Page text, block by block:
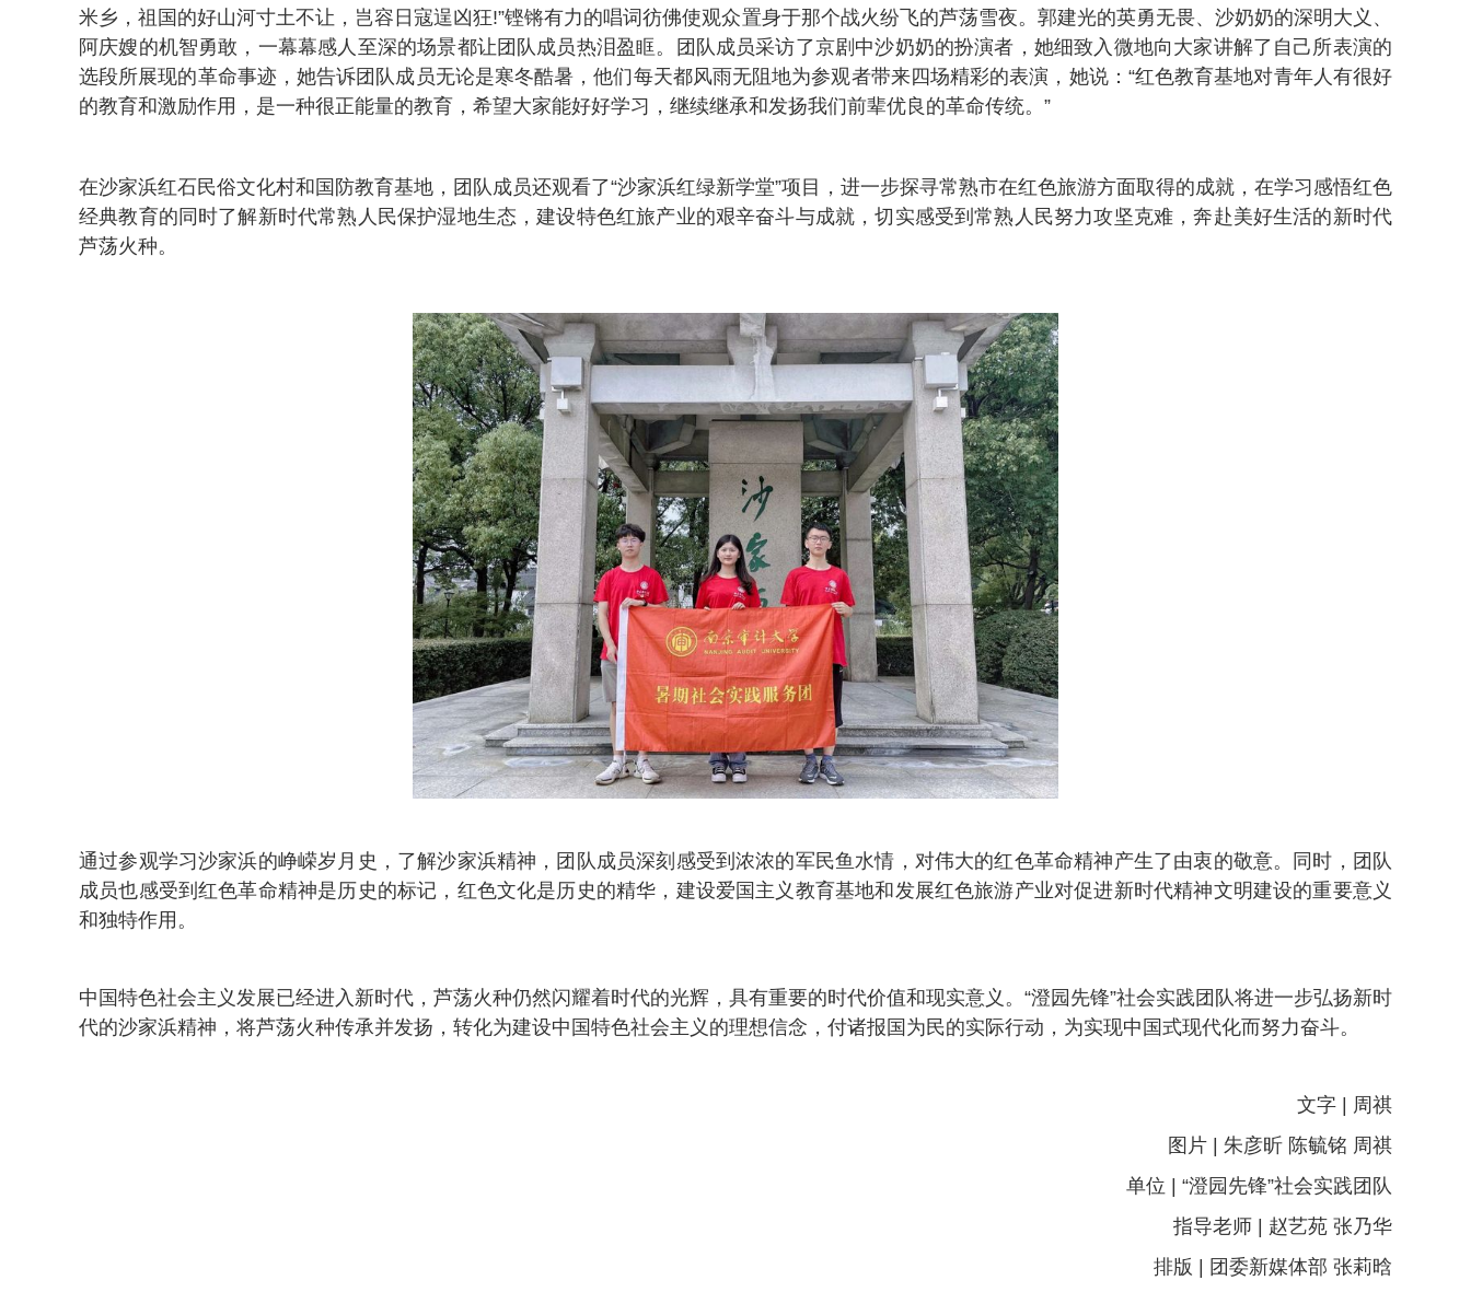
米乡，祖国的好山河寸土不让，岂容日寇逞凶狂!”铿锵有力的唱词彷佛使观众置身于那个战火纷飞的芦荡雪夜。郭建光的英勇无畏、沙奶奶的深明大义、
阿庆嫂的机智勇敢，一幕幕感人至深的场景都让团队成员热泪盈眶。团队成员采访了京剧中沙奶奶的扮演者，她细致入微地向大家讲解了自己所表演的
选段所展现的革命事迹，她告诉团队成员无论是寒冬酷暑，他们每天都风雨无阻地为参观者带来四场精彩的表演，她说：“红色教育基地对青年人有很好
的教育和激励作用，是一种很正能量的教育，希望大家能好好学习，继续继承和发扬我们前辈优良的革命传统。”
在沙家浜红石民俗文化村和国防教育基地，团队成员还观看了“沙家浜红绿新学堂”项目，进一步探寻常熟市在红色旅游方面取得的成就，在学习感悟红色
经典教育的同时了解新时代常熟人民保护湿地生态，建设特色红旅产业的艰辛奋斗与成就，切实感受到常熟人民努力攻坚克难，奔赴美好生活的新时代
芦荡火种。
通过参观学习沙家浜的峥嵘岁月史，了解沙家浜精神，团队成员深刻感受到浓浓的军民鱼水情，对伟大的红色革命精神产生了由衷的敬意。同时，团队
成员也感受到红色革命精神是历史的标记，红色文化是历史的精华，建设爱国主义教育基地和发展红色旅游产业对促进新时代精神文明建设的重要意义
和独特作用。
中国特色社会主义发展已经进入新时代，芦荡火种仍然闪耀着时代的光辉，具有重要的时代价值和现实意义。“澄园先锋”社会实践团队将进一步弘扬新时
代的沙家浜精神，将芦荡火种传承并发扬，转化为建设中国特色社会主义的理想信念，付诸报国为民的实际行动，为实现中国式现代化而努力奋斗。
文字 | 周祺
图片 | 朱彦昕 陈毓铭 周祺
单位 | “澄园先锋”社会实践团队
指导老师 | 赵艺苑 张乃华
排版 | 团委新媒体部 张莉晗